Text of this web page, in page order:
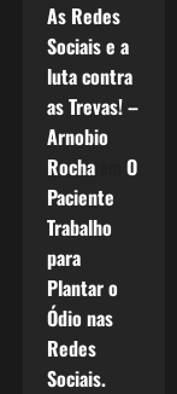
As Redes
Sociais e a
luta contra
as Trevas! –
Arnobio
Rochaem O
Paciente
Trabalho
para
Plantar o
Ódio nas
Redes
Sociais.